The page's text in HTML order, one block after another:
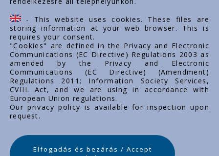
Cég adatok
Tárhely adatok
Támogatások
- This website uses cookies. These files are
storing information at your web browser. This is
requires your consent.
"Cookies" are defined in the Privacy and Electronic
Communications (EC Directive) Regulations 2003 as
amended by the Privacy and Electronic
Communications (EC Directive) (Amendment)
Regulations 2011; Information Society Services,
CVIII. Act, and we are using in accordance with
European Union regulations.
Our privacy policy is available for inspection upon
request.
Elfogadás és bezárás / Accept